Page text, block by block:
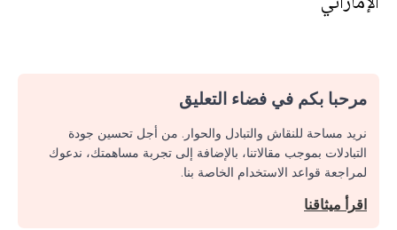
مرحبا بكم في فضاء التعليق
نريد مساحة للنقاش والتبادل والحوار. من أجل تحسين جودة
التبادلات بموجب مقالاتنا، بالإضافة إلى تجربة مساهمتك، ندعوك
لمراجعة قواعد الاستخدام الخاصة بنا.
اقرأ ميثاقنا